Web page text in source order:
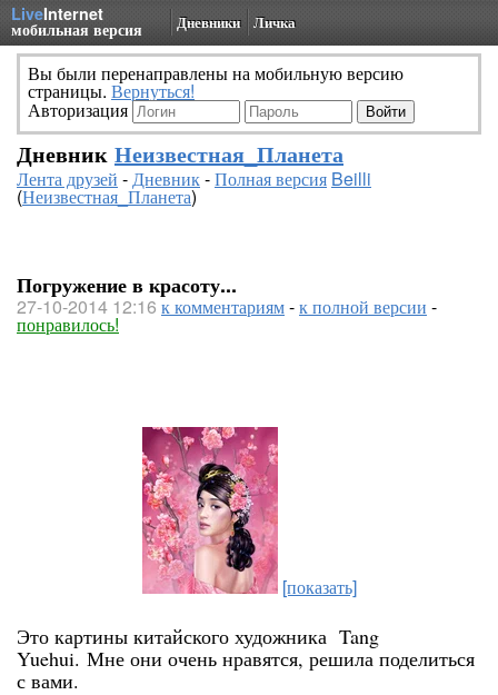
LiveInternet
мобильная версия Дневники Личка
Вы были перенаправлены на мобильную версию
страницы. Вернуться!
Авторизация
Дневник Неизвестная_Планета
Лента друзей -Дневник-Полная версия Beilli
(Неизвестная_Планета)
Погружение в красоту...
27-10-2014 12:16 к комментариям-к полной версии -
понравилось!
[показать]
Это картины китайского художника Tang
Yuehui. Мне они очень нравятся, решила поделиться
с вами.